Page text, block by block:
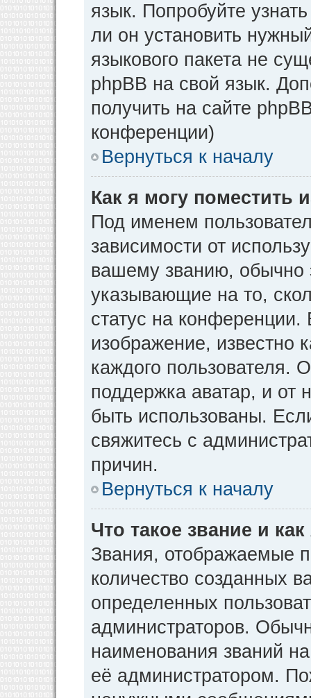
язык. Попробуйте
ли он установить
языкового пакета не
phpBB на свой язык.
получить на сайте
конференции)
Вернуться к началу
Как я могу поместить
Под именем
зависимости от
вашему званию, обычно
указывающие на то,
статус на
изображение, известно
каждого пользователя.
поддержка аватар, и от
быть использованы.
свяжитесь с
причин.
Вернуться к началу
Что такое звание и
Звания, отображаемые
количество созданных
определенных
администраторов.
наименования званий
её администратором.